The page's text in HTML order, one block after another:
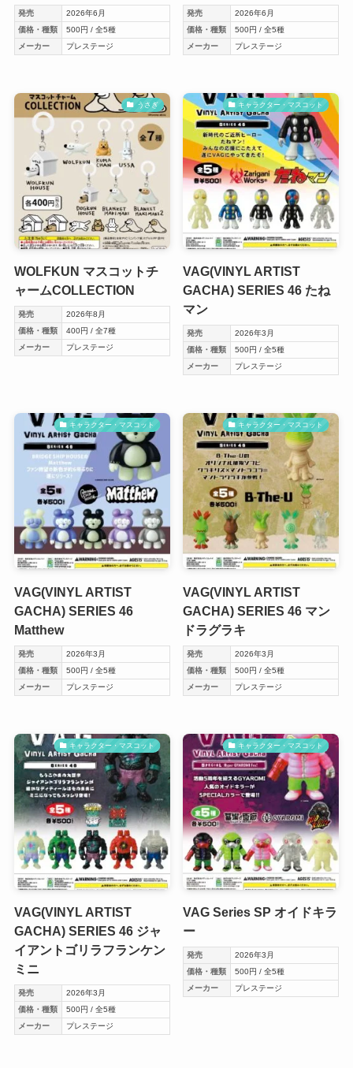
発売
2026年6月
価格・種類
500円 / 全5種
メーカー
プレステージ
発売
2026年6月
価格・種類
500円 / 全5種
メーカー
プレステージ
うさぎ
WOLFKUN マスコットチ
ャームCOLLECTION
発売
2026年8月
価格・種類
400円 / 全7種
メーカー
プレステージ
キャラクター・マスコット
VAG(VINYL ARTIST
GACHA) SERIES 46 たね
マン
発売
2026年3月
価格・種類
500円 / 全5種
メーカー
プレステージ
キャラクター・マスコット
VAG(VINYL ARTIST
GACHA) SERIES 46
Matthew
発売
2026年3月
価格・種類
500円 / 全5種
メーカー
プレステージ
キャラクター・マスコット
VAG(VINYL ARTIST
GACHA) SERIES 46 マン
ドラグラキ
発売
2026年3月
価格・種類
500円 / 全5種
メーカー
プレステージ
キャラクター・マスコット
VAG(VINYL ARTIST
GACHA) SERIES 46 ジャ
イアントゴリラフランケン
ミニ
発売
2026年3月
価格・種類
500円 / 全5種
メーカー
プレステージ
キャラクター・マスコット
VAG Series SP オイドキラ
ー
発売
2026年3月
価格・種類
500円 / 全5種
メーカー
プレステージ